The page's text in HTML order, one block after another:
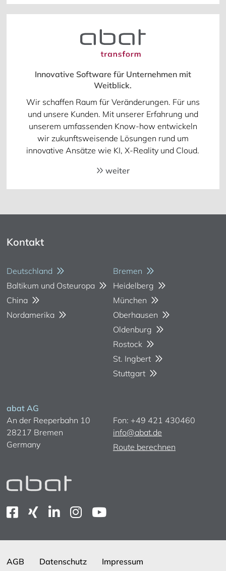
Innovative Software für Unternehmen mit
Weitblick.
Wir schaffen Raum für Veränderungen. Für uns
und unsere Kunden. Mit unserer Erfahrung und
unserem umfassenden Know-how entwickeln
wir zukunftsweisende Lösungen rund um
innovative Ansätze wie KI, X-Reality und Cloud.
weiter
Kontakt
Deutschland
Baltikum und Osteuropa
China
Nordamerika
Bremen
Heidelberg
München
Oberhausen
Oldenburg
Rostock
St. Ingbert
Stuttgart
abat AG
An der Reeperbahn 10
28217 Bremen
Germany
Fon: +49 421 430460
info@abat.de
Route berechnen
AGB Datenschutz Impressum